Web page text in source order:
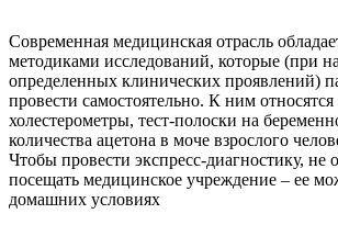
Современная медицинская отрасль
методиками исследований, которые (при
определенных клинических проявлений)
провести самостоятельно. К ним
холестерометры, тест-полоски на
количества ацетона в моче взрослого
Чтобы провести экспресс-диагностику, не
посещать медицинское учреждение – ее
домашних условиях